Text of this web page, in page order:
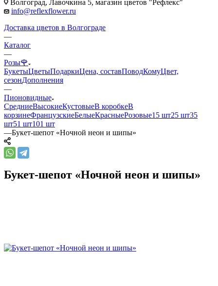
Волгоград, Лавочкина 5, магазин цветов "Рефлекс"
info@reflexflower.ru
Доставка цветов в Волгограде
—
Каталог
—
Розы🌹
БукетыЦветыПодаркиЦена, составПоводКомуЦвет,
сезонДополнения
—
Пионовидные
СредниеВысокиеКустовыеВ коробкеВ
корзинеФранцузскиеБелыеКрасныеРозовые15 шт25 шт35
шт51 шт101 шт
—Букет-шепот «Ночной неон и шипы»
Букет-шепот «Ночной неон и шипы»